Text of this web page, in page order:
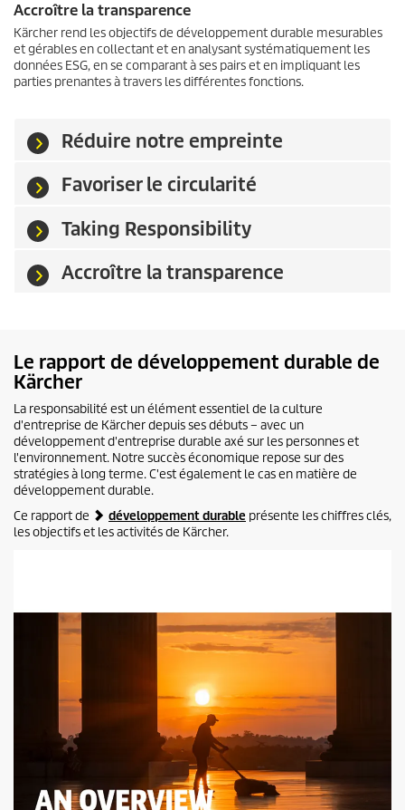
Accroître la transparence
Kärcher rend les objectifs de développement durable mesurables
et gérables en collectant et en analysant systématiquement les
données ESG, en se comparant à ses pairs et en impliquant les
parties prenantes à travers les différentes fonctions.
Réduire notre empreinte
Favoriser le circularité
Taking Responsibility
Accroître la transparence
Le rapport de développement durable de
Kärcher
La responsabilité est un élément essentiel de la culture
d'entreprise de Kärcher depuis ses débuts – avec un
développement d'entreprise durable axé sur les personnes et
l'environnement. Notre succès économique repose sur des
stratégies à long terme. C'est également le cas en matière de
développement durable.
Ce rapport de
développement durable présente les chiffres clés,
les objectifs et les activités de Kärcher.